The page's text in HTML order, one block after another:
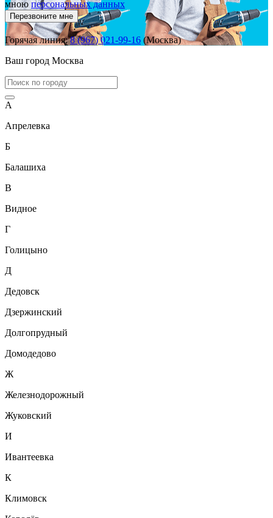
мною персональных данных
Перезвоните мне
Горячая линия:8 (967) 021-99-16 (Москва)
Ваш город Москва
А
Апрелевка
Б
Балашиха
В
Видное
Г
Голицыно
Д
Дедовск
Дзержинский
Долгопрудный
Домодедово
Ж
Железнодорожный
Жуковский
И
Ивантеевка
К
Климовск